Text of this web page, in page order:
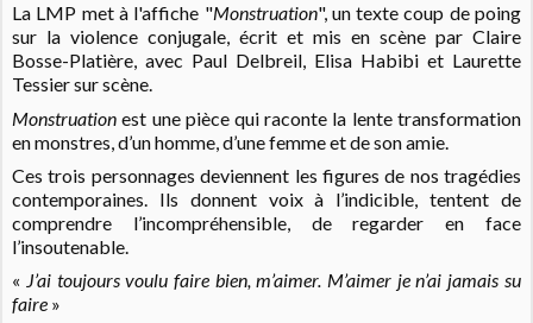
La LMP met à l'affiche "Monstruation", un texte coup de poing
sur la violence conjugale, écrit et mis en scène par Claire
Bosse-Platière, avec Paul Delbreil, Elisa Habibi et Laurette
Tessier sur scène.
Monstruationest une pièce qui raconte la lente transformation
en monstres, d’un homme, d’une femme et de son amie.
Ces trois personnages deviennent les figures de nos tragédies
contemporaines. Ils donnent voix à l’indicible, tentent de
comprendre l’incompréhensible, de regarder en face
l’insoutenable.
« J’ai toujours voulu faire bien, m’aimer. M’aimer je n’ai jamais su
faire »